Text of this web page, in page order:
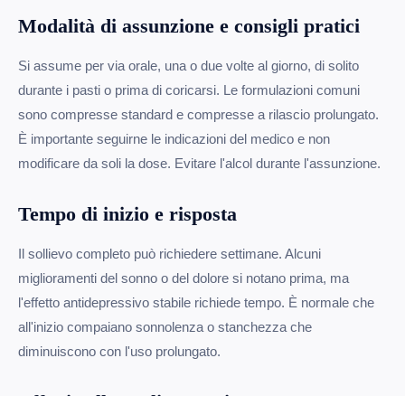
Modalità di assunzione e consigli pratici
Si assume per via orale, una o due volte al giorno, di solito
durante i pasti o prima di coricarsi. Le formulazioni comuni
sono compresse standard e compresse a rilascio prolungato.
È importante seguirne le indicazioni del medico e non
modificare da soli la dose. Evitare l'alcol durante l'assunzione.
Tempo di inizio e risposta
Il sollievo completo può richiedere settimane. Alcuni
miglioramenti del sonno o del dolore si notano prima, ma
l'effetto antidepressivo stabile richiede tempo. È normale che
all'inizio compaiano sonnolenza o stanchezza che
diminuiscono con l'uso prolungato.